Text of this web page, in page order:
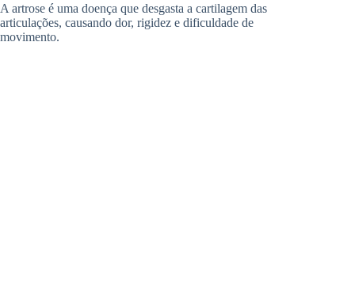
A artrose é uma doença que desgasta a cartilagem das
articulações, causando dor, rigidez e dificuldade de
movimento.